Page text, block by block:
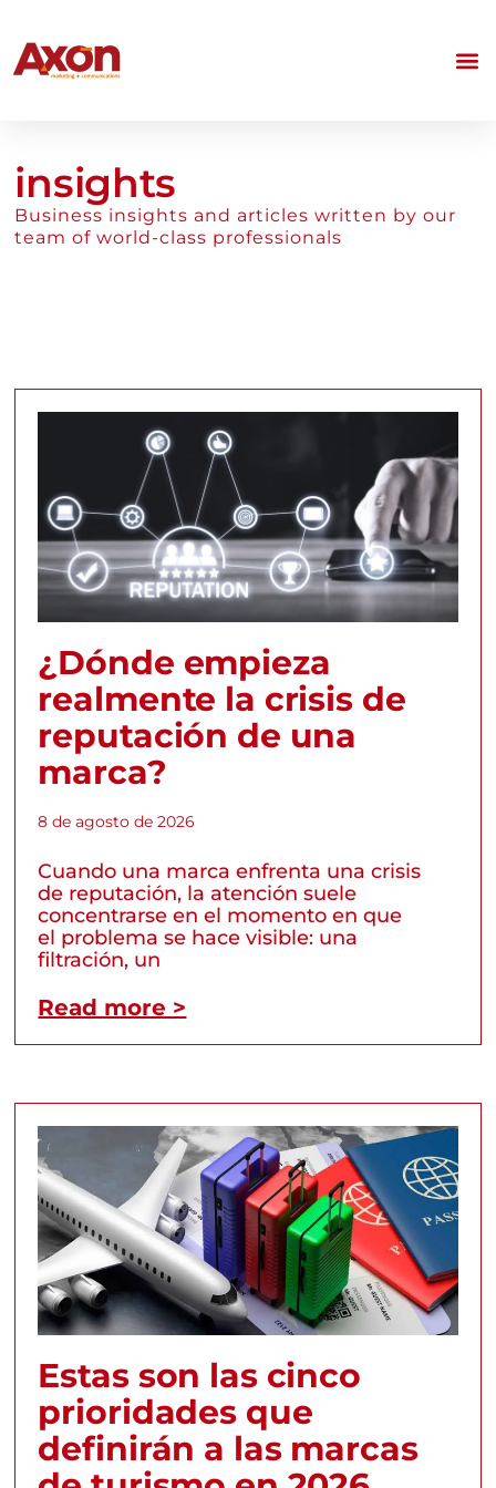
insights
Business insights and articles written by our
team of world-class professionals
¿Dónde empieza
realmente la crisis de
reputación de una
marca?
8 de agosto de 2026
Cuando una marca enfrenta una crisis
de reputación, la atención suele
concentrarse en el momento en que
el problema se hace visible: una
filtración, un
Read more >
Estas son las cinco
prioridades que
definirán a las marcas